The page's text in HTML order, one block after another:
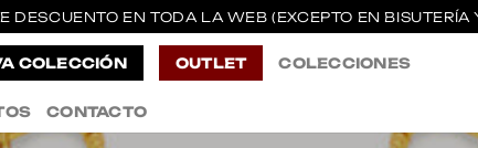
DESCUENTO EN TODA LA WEB (EXCEPTO EN BISUTERÍA
COLECCIÓN OUTLET COLECCIONES
CONTACTO